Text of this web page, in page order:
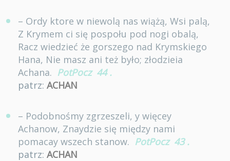
– Ordy ktore w niewolą nas wiążą, Wsi palą,
Z Krymem ci się pospołu pod nogi obalą,
Racz wiedzieć że gorszego nad Krymskiego
Hana, Nie masz ani też było; złodzieia
Achana. PotPocz 44 .
patrz: ACHAN
– Podobnośmy zgrzeszeli, y więcey
Achanow, Znaydzie się między nami
pomacay wszech stanow. PotPocz 43 .
patrz: ACHAN